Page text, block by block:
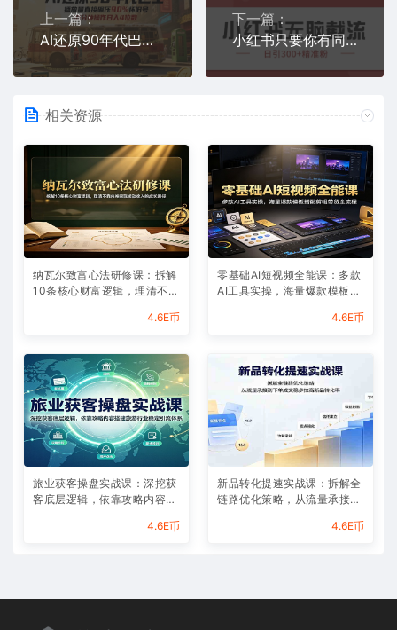
上一篇：
AI还原90年代巴士，一帧就让70后泪崩，播放量直接碾压90%怀旧号，每天操作十分钟，日入四位数
下一篇：
小红书只要你有同行就能获客，独家野路子获客玩法，暴力截流【揭秘】
相关资源
纳瓦尔致富心法研修课：拆解
10条核心财富逻辑，理清不靠
4.6E币
零基础AI短视频全能课：多款
AI工具实操，海量爆款模板搭
4.6E币
旅业获客操盘实战课：深挖获
客底层逻辑，依靠攻略内容搭
4.6E币
新品转化提速实战课：拆解全
链路优化策略，从流量承接到
4.6E币